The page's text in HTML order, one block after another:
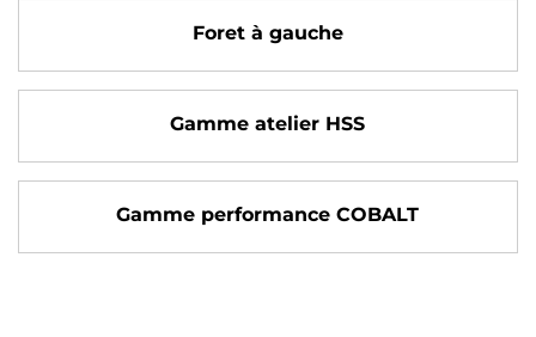
Foret à gauche
Gamme atelier HSS
Gamme performance COBALT